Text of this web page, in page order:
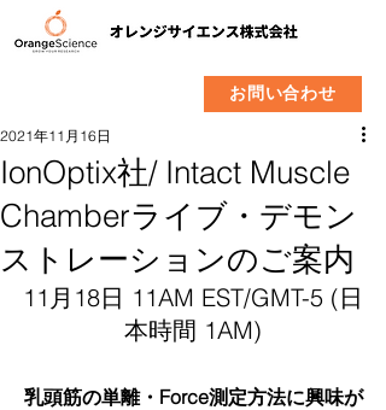
お問い合わせ
IonOptix社/ Intact Muscle
Chamberライブ・デモン
ストレーションのご案内
2021年11月16日
11月18日 11AM EST/GMT-5 (日
本時間 1AM)
乳頭筋の単離・Force測定方法に興味が